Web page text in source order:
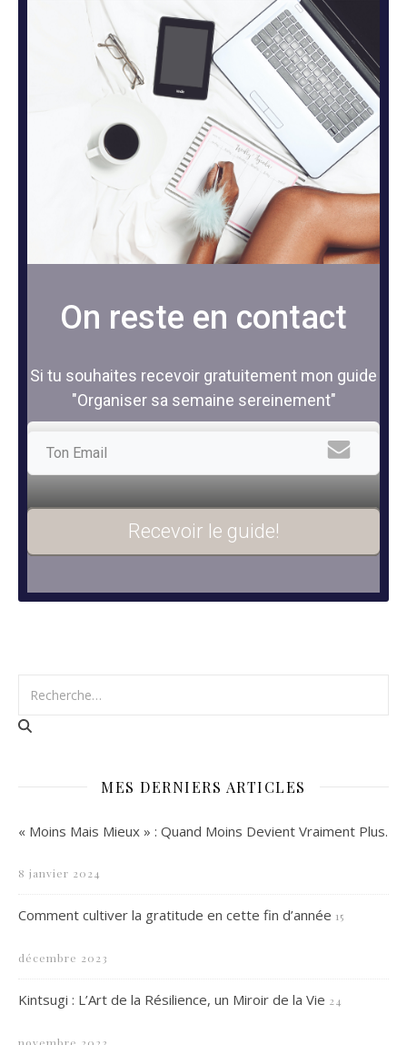
On reste en contact
Si tu souhaites recevoir gratuitement mon guide
"Organiser sa semaine sereinement"
Recevoir le guide!
MES DERNIERS ARTICLES
« Moins Mais Mieux » : Quand Moins Devient Vraiment Plus.
8 janvier 2024
Comment cultiver la gratitude en cette fin d’année 15
décembre 2023
Kintsugi : L’Art de la Résilience, un Miroir de la Vie 24
novembre 2023